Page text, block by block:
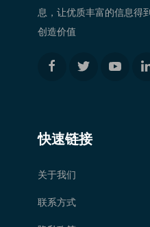
息，让优质丰富的信息得
创造价值
快速链接
关于我们
联系方式